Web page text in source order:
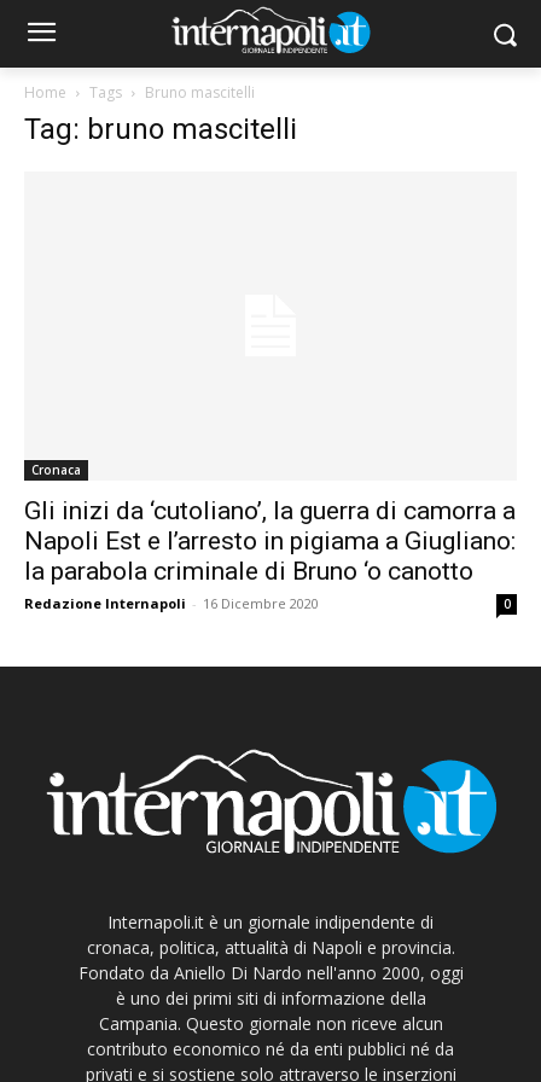
Home Tags Bruno mascitelli
Tag: bruno mascitelli
Cronaca
Gli inizi da ‘cutoliano’, la guerra di camorra a
Napoli Est e l’arresto in pigiama a Giugliano:
la parabola criminale di Bruno ‘o canotto
Redazione Internapoli - 16 Dicembre 2020 0
Internapoli.it è un giornale indipendente di
cronaca, politica, attualità di Napoli e provincia.
Fondato da Aniello Di Nardo nell'anno 2000, oggi
è uno dei primi siti di informazione della
Campania. Questo giornale non riceve alcun
contributo economico né da enti pubblici né da
privati e si sostiene solo attraverso le inserzioni